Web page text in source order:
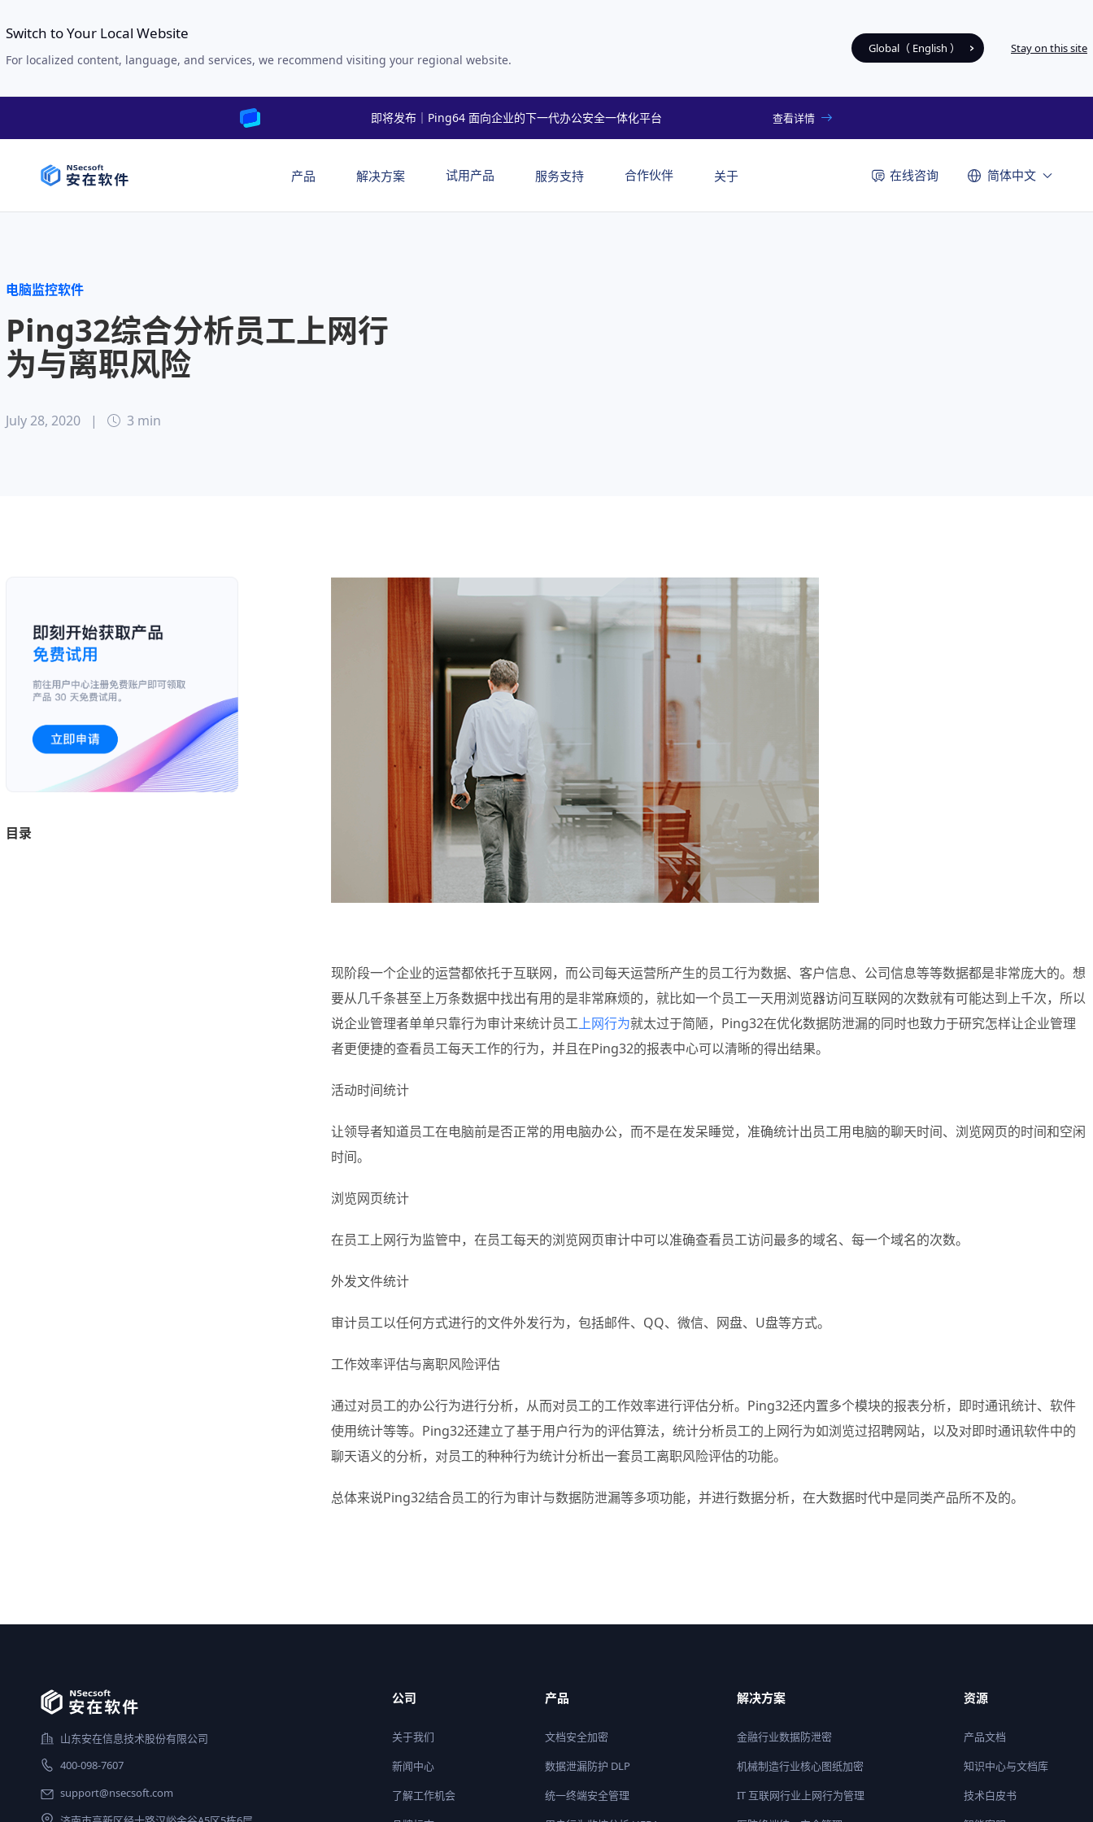
Switch to Your Local Website
For localized content, language, and services, we recommend visiting your regional website.
Global（ English ） Stay on this site
即将发布｜Ping64 面向企业的下一代办公安全一体化平台 查看详情
产品 解决方案 试用产品 服务支持 合作伙伴 关于 在线咨询 简体中文
电脑监控软件
Ping32综合分析员工上网行
为与离职风险
July 28, 2020 | 3 min
目录
现阶段一个企业的运营都依托于互联网，而公司每天运营所产生的员工行为数据、客户信息、公司信息等等数据都是非常庞大的。 想
要从几千条甚至上万条数据中找出有用的是非常麻烦的，就比如一个员工一天用浏览器访问互联网的次数就有可能达到上千次，所以
说企业管理者单单只靠行为审计来统计员工上网行为就太过于简陋，Ping32在优化数据防泄漏的同时也致力于研究怎样让企业管理
者更便捷的查看员工每天工作的行为，并且在Ping32的报表中心可以清晰的得出结果。
活动时间统计
让领导者知道员工在电脑前是否正常的用电脑办公，而不是在发呆睡觉，准确统计出员工用电脑的聊天时间、浏览网页的时间和空闲
时间。
浏览网页统计
在员工上网行为监管中，在员工每天的浏览网页审计中可以准确查看员工访问最多的域名、每一个域名的次数。
外发文件统计
审计员工以任何方式进行的文件外发行为，包括邮件、QQ、微信、网盘、U盘等方式。
工作效率评估与离职风险评估
通过对员工的办公行为进行分析，从而对员工的工作效率进行评估分析。Ping32还内置多个模块的报表分析，即时通讯统计、软件
使用统计等等。Ping32还建立了基于用户行为的评估算法，统计分析员工的上网行为如浏览过招聘网站，以及对即时通讯软件中的
聊天语义的分析，对员工的种种行为统计分析出一套员工离职风险评估的功能。
总体来说Ping32结合员工的行为审计与数据防泄漏等多项功能，并进行数据分析，在大数据时代中是同类产品所不及的。
山东安在信息技术股份有限公司
400-098-7607
support@nsecsoft.com
公司
关于我们
新闻中心
了解工作机会
产品
文档安全加密
数据泄漏防护 DLP
统一终端安全管理
解决方案
金融行业数据防泄密
机械制造行业核心图纸加密
IT 互联网行业上网行为管理
资源
产品文档
知识中心与文档库
技术白皮书